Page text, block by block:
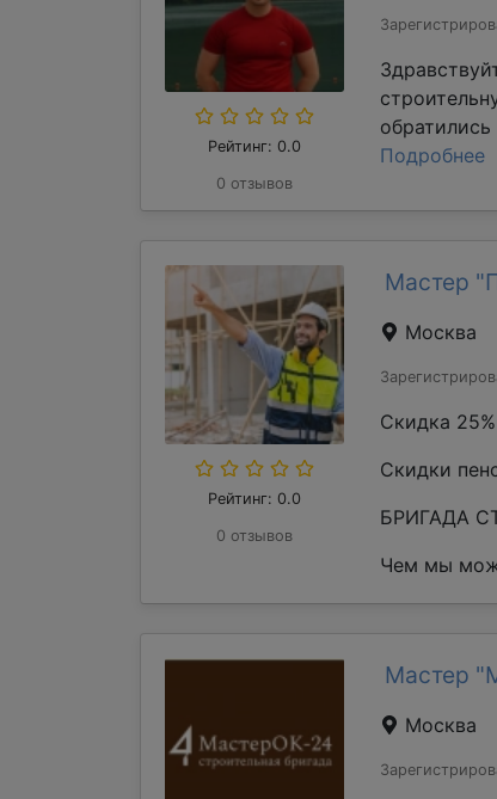
Рейтинг: 0.0
0 отзывов
Подробнее
Рейтинг: 0.0
0 отзывов
Мастер
Москва
Скидка 25%
Скидки
БРИГАДА
Чем мы
Мастер
Москва